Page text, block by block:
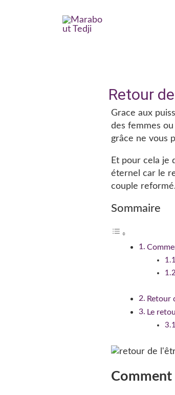
Retour
Grace aux
des femmes
grâce ne vous
Et pour cela je
éternel car le
couple
Sommaire
Retour
Le
Comment